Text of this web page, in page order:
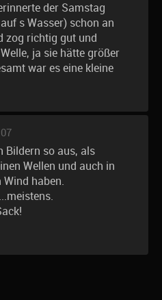
der Samstag
s Wasser) schon an
zog richtig gut und
ja sie hätte größer
war es eine kleine
Bildern so aus, als
Wellen und auch in
haben.